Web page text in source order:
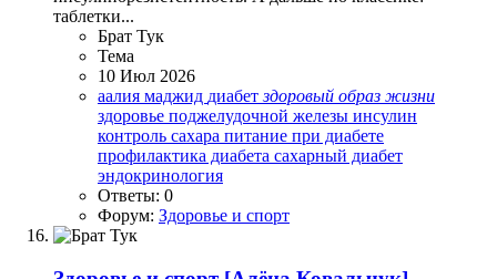
таблетки...
Брат Тук
Тема
10 Июл 2026
аалия маджид диабетздоровый образ жизни
здоровье поджелудочной железы инсулин
контроль сахара питание при диабете
профилактика диабета сахарный диабет
эндокринология
Ответы: 0
Форум: Здоровье и спорт